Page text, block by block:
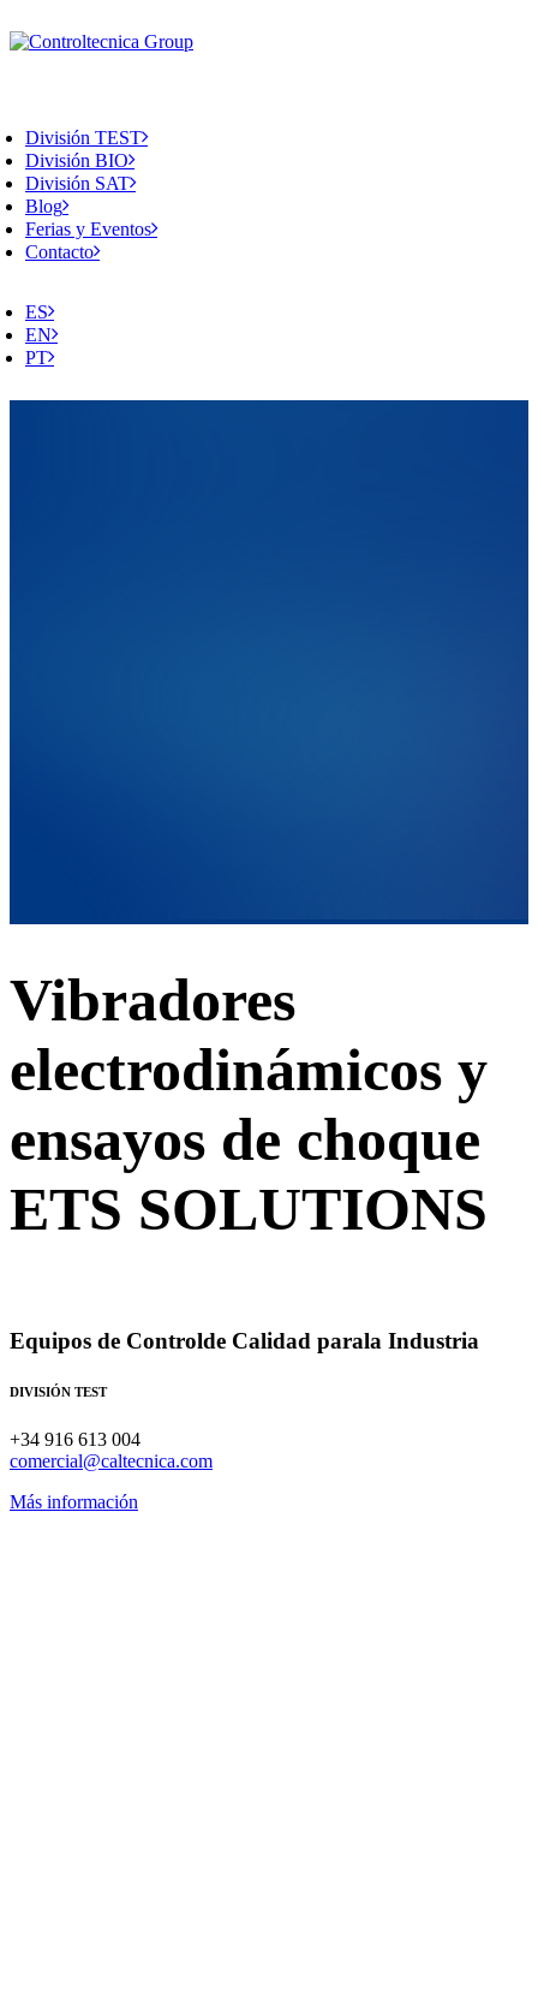
División TEST
División BIO
División SAT
Blog
Ferias y Eventos
Contacto
ES
EN
PT
Vibradores
electrodinámicos y
ensayos de choque
ETS SOLUTIONS
Equipos de Controlde Calidad parala Industria
DIVISIÓN TEST
+34 916 613 004
comercial@caltecnica.com
Más información